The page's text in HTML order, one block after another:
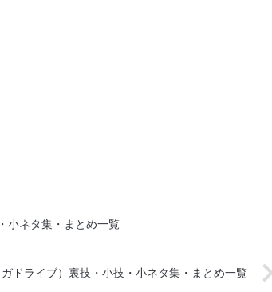
小ネタ集・まとめ一覧
ガドライブ）裏技・小技・小ネタ集・まとめ一覧